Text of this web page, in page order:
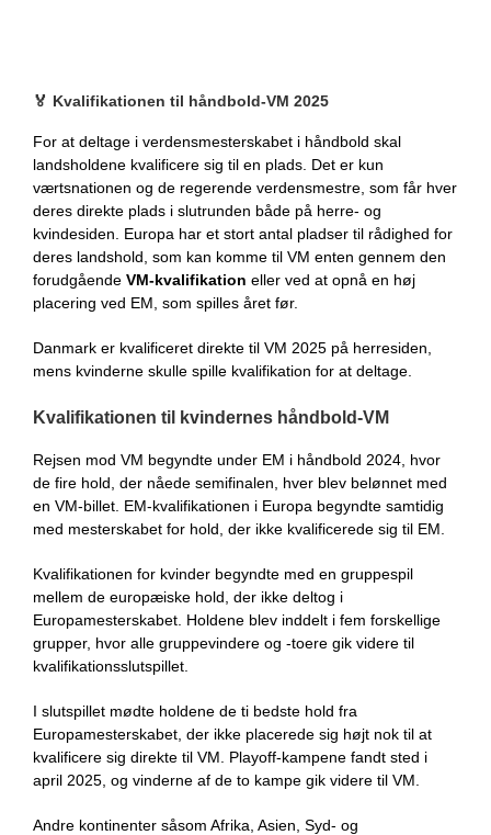
🏅 Kvalifikationen til håndbold-VM 2025
For at deltage i verdensmesterskabet i håndbold skal
landsholdene kvalificere sig til en plads. Det er kun
værtsnationen og de regerende verdensmestre, som får hver
deres direkte plads i slutrunden både på herre- og
kvindesiden. Europa har et stort antal pladser til rådighed for
deres landshold, som kan komme til VM enten gennem den
forudgående VM-kvalifikation eller ved at opnå en høj
placering ved EM, som spilles året før.
Danmark er kvalificeret direkte til VM 2025 på herresiden,
mens kvinderne skulle spille kvalifikation for at deltage.
Kvalifikationen til kvindernes håndbold-VM
Rejsen mod VM begyndte under EM i håndbold 2024, hvor
de fire hold, der nåede semifinalen, hver blev belønnet med
en VM-billet. EM-kvalifikationen i Europa begyndte samtidig
med mesterskabet for hold, der ikke kvalificerede sig til EM.
Kvalifikationen for kvinder begyndte med en gruppespil
mellem de europæiske hold, der ikke deltog i
Europamesterskabet. Holdene blev inddelt i fem forskellige
grupper, hvor alle gruppevindere og -toere gik videre til
kvalifikationsslutspillet.
I slutspillet mødte holdene de ti bedste hold fra
Europamesterskabet, der ikke placerede sig højt nok til at
kvalificere sig direkte til VM. Playoff-kampene fandt sted i
april 2025, og vinderne af de to kampe gik videre til VM.
Andre kontinenter såsom Afrika, Asien, Syd- og